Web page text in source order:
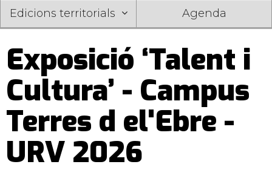
Edicions territorials Agenda
Exposició ‘Talent i
Cultura’ - Campus
Terres d el'Ebre -
URV 2026